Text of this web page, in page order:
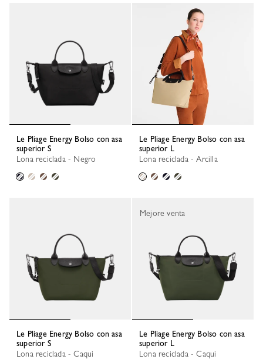
Le Pliage Energy Bolso con asa
superior S
Lona reciclada - Negro
Le Pliage Energy Bolso con asa
superior L
Lona reciclada - Arcilla
Le Pliage Energy Bolso con asa
superior S
Lona reciclada - Caqui
Le Pliage Energy Bolso con asa
superior L
Lona reciclada - Caqui
Mejore venta